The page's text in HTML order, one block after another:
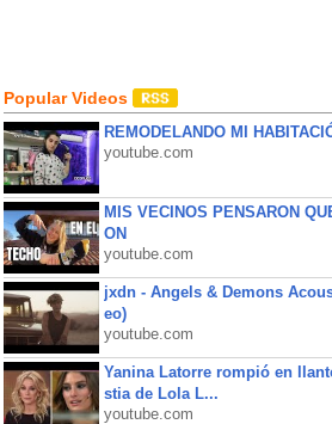
Popular Videos
REMODELANDO MI
youtube.com
MIS VECINOS PENSARON
ON
youtube.com
jxdn - Angels & Demons
eo)
youtube.com
Yanina Latorre rompió en
stia de Lola L...
youtube.com